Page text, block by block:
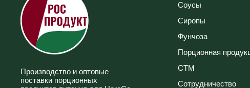
Производство и оптовые
поставки порционных
Соусы
Сиропы
Фунчоза
Порционная
СТМ
Сотрудничество